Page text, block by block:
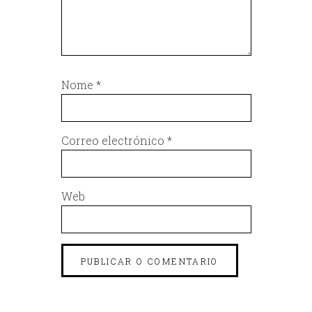
Nome *
Correo electrónico *
Web